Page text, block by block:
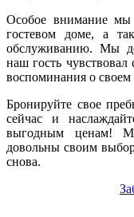
Особое внимание мы
гостевом доме, а
обслуживанию. Мы
наш гость
воспоминания о
Бронируйте свое
сейчас и
выгодным ценам!
довольны своим
снова.